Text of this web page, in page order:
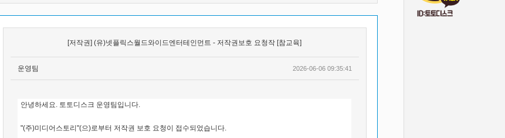
[저작권] (유)넷플릭스월드와이드엔터테인먼트 - 저작권보호 요청작 [참교육]
운영팀 2026-06-06 09:35:41
안녕하세요. 토토디스크 운영팀입니다.
"(주)미디어스토리"(으)로부터 저작권 보호 요청이 접수되었습니다.